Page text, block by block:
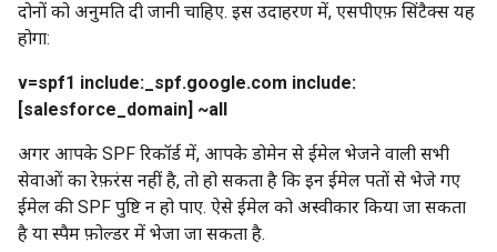
दोनों को अनुमति दी जानी चाहिए. इस उदाहरण में, एसपीएफ़ सिंटैक्स यह
होगा:
v=spf1 include:_spf.google.com include:
[salesforce_domain] ~all
अगर आपके SPF रिकॉर्ड में, आपके डोमेन से ईमेल भेजने वाली सभी
सेवाओं का रेफ़रंस नहीं है, तो हो सकता है कि इन ईमेल पतों से भेजे गए
ईमेल की SPF पुष्टि न हो पाए. ऐसे ईमेल को अस्वीकार किया जा सकता
है या स्पैम फ़ोल्डर में भेजा जा सकता है.